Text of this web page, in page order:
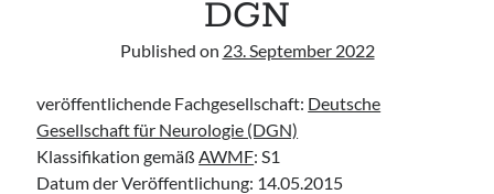
Leitlinie „Die geburtshilfliche Analgesie und Anästhesie“ der DGAI
Konsensuspapier „Management of endocrine emergencies –
Management of myxoedema coma“ der ETA
Diagnostik“ der GPR
DGN
Published on 23. September 2022
veröffentlichende Fachgesellschaft: Deutsche
Gesellschaft für Neurologie (DGN)
Klassifikation gemäßAWMF: S1
Datum der Veröffentlichung: 14.05.2015